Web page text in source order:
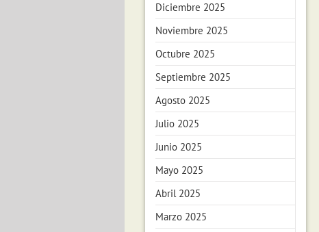
Diciembre 2025
Noviembre 2025
Octubre 2025
Septiembre 2025
Agosto 2025
Julio 2025
Junio 2025
Mayo 2025
Abril 2025
Marzo 2025